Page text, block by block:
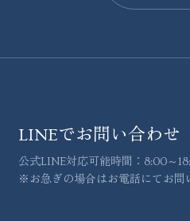
📞
LINEでお問い合わせ
公式LINE対応可能時間：8:00～
※お急ぎの場合はお電話にてお問